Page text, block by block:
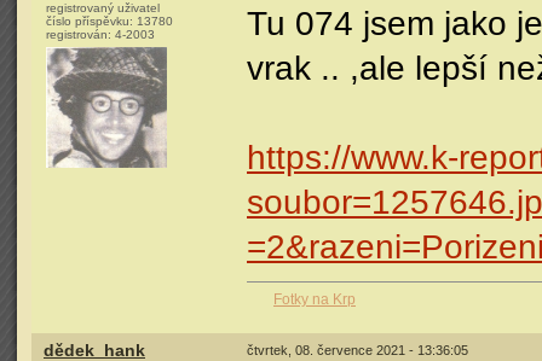
registrovaný uživatel
číslo příspěvku: 13780
registrován: 4-2003
Tu 074 jsem jako
vrak .. ,ale lepší
https://www.k-
Fotky na Krp
dědek_hank čtvrtek, 08. července 2021 - 13:36:05